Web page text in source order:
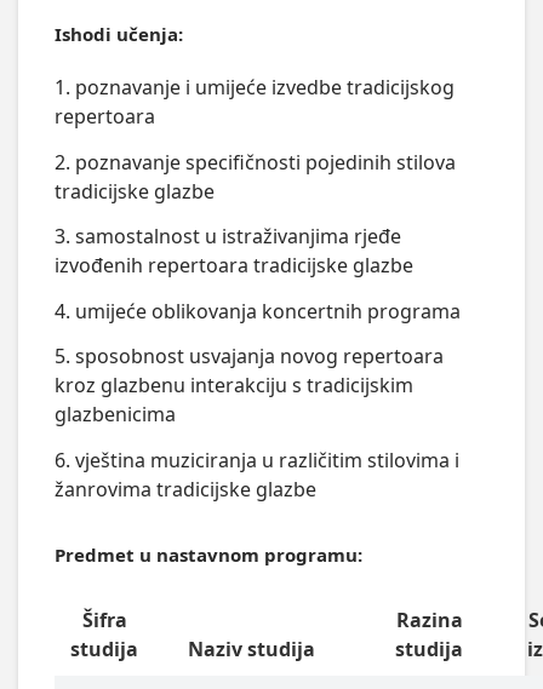
Ishodi učenja:
1. poznavanje i umijeće izvedbe tradicijskog
repertoara
2. poznavanje specifičnosti pojedinih stilova
tradicijske glazbe
3. samostalnost u istraživanjima rjeđe
izvođenih repertoara tradicijske glazbe
4. umijeće oblikovanja koncertnih programa
5. sposobnost usvajanja novog repertoara
kroz glazbenu interakciju s tradicijskim
glazbenicima
6. vještina muziciranja u različitim stilovima i
žanrovima tradicijske glazbe
Predmet u nastavnom programu:
Šifra
studija
Naziv studija
Razina
studija